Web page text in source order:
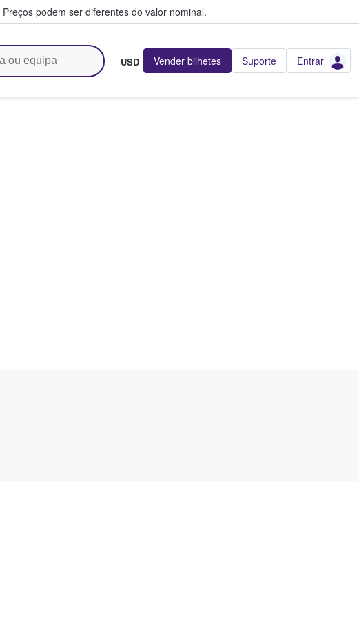
Preços podem ser diferentes do valor nominal.
USD Vender bilhetes Suporte Entrar